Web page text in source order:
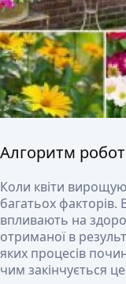
Алгоритм
Коли квіти
багатьох
впливають на
отриманої в
яких процесів
чим закінчується